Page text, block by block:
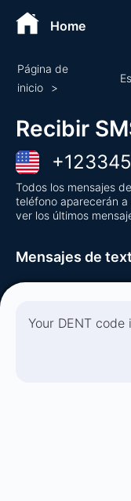
Home
Página de
inicio
>
Recibir
+
Todos los mensajes
teléfono aparecerán
ver los últimos
Mensajes de
Your DENT code